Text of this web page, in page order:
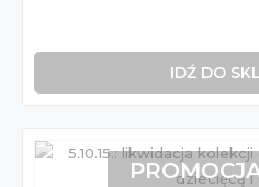
IDŹ DO